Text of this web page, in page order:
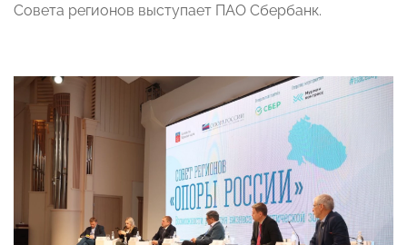
Совета регионов выступает ПАО Сбербанк.